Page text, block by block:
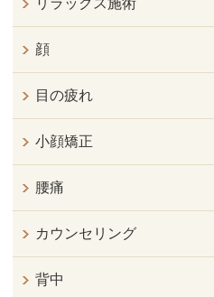
リラックス施術
顔
目の疲れ
小顔矯正
腰痛
カウンセリング
背中